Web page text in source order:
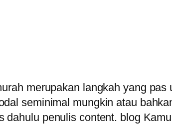
merupakan langkah yang pas
seminimal mungkin atau
dahulu penulis content. blog